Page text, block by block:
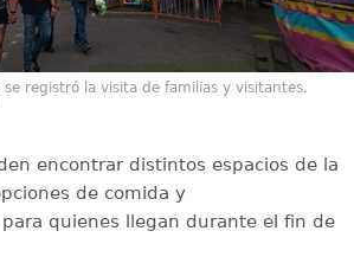
se registró la visita de familias y visitantes.
encontrar distintos espacios de la
de comida y
quienes llegan durante el fin de